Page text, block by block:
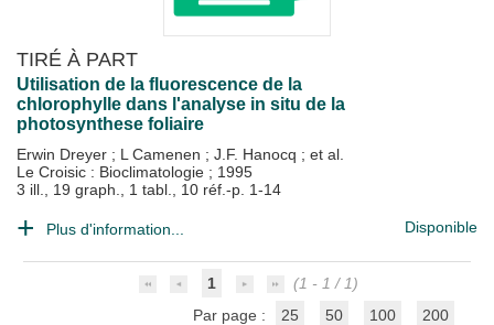
TIRÉ À PART
Utilisation de la fluorescence de la
chlorophylle dans l'analyse in situ de la
photosynthese foliaire
Erwin Dreyer ; L Camenen ; J.F. Hanocq ; et al.
Le Croisic : Bioclimatologie ; 1995
3 ill., 19 graph., 1 tabl., 10 réf.-p. 1-14
Plus d'information... Disponible
1
(1 - 1 / 1)
Par page :
25 50 100 200